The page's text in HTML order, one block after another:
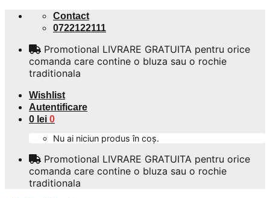
Skip
Contact
0722122111
Promotional LIVRARE GRATUITA pentru orice
comanda care contine o bluza sau o rochie
traditionala
Wishlist
Autentificare
0 lei 0
Nu ai niciun produs în coș.
Promotional LIVRARE GRATUITA pentru orice
comanda care contine o bluza sau o rochie
traditionala